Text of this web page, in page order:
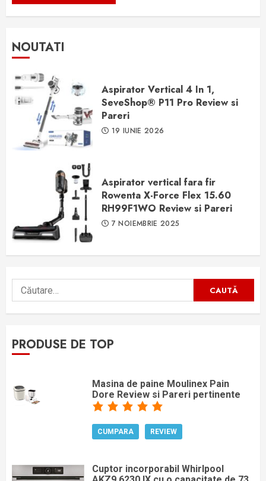
NOUTATI
Aspirator Vertical 4 In 1,
SeveShop® P11 Pro Review si
Pareri
19 IUNIE 2026
Aspirator vertical fara fir
Rowenta X-Force Flex 15.60
RH99F1WO Review si Pareri
7 NOIEMBRIE 2025
Caută
după:
PRODUSE DE TOP
Masina de paine Moulinex Pain
Dore Review si Pareri pertinente
CUMPARA REVIEW
Cuptor incorporabil Whirlpool